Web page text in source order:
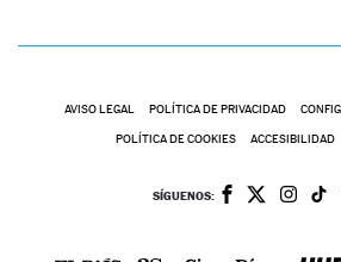
AVISO LEGAL POLÍTICA DE PRIVACIDAD
POLÍTICA DE COOKIES ACCESIBILIDAD
SÍGUENOS: